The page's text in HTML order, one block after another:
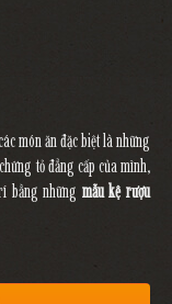
món ăn đặc biệt là những
tỏ đẳng cấp của mình,
bằng những mẫu kệ rượu